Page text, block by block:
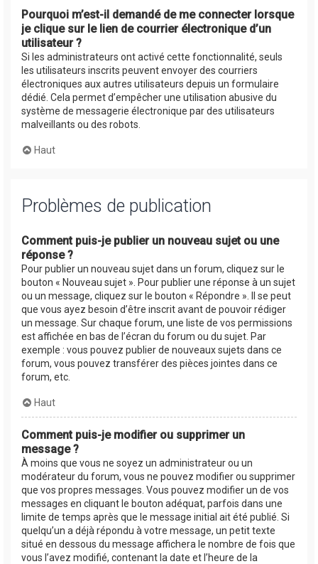
Pourquoi m’est-il demandé de me connecter lorsque
je clique sur le lien de courrier électronique d’un
utilisateur ?
Si les administrateurs ont activé cette fonctionnalité, seuls
les utilisateurs inscrits peuvent envoyer des courriers
électroniques aux autres utilisateurs depuis un formulaire
dédié. Cela permet d’empêcher une utilisation abusive du
système de messagerie électronique par des utilisateurs
malveillants ou des robots.
Haut
Problèmes de publication
Comment puis-je publier un nouveau sujet ou une
réponse ?
Pour publier un nouveau sujet dans un forum, cliquez sur le
bouton « Nouveau sujet ». Pour publier une réponse à un sujet
ou un message, cliquez sur le bouton « Répondre ». Il se peut
que vous ayez besoin d’être inscrit avant de pouvoir rédiger
un message. Sur chaque forum, une liste de vos permissions
est affichée en bas de l’écran du forum ou du sujet. Par
exemple : vous pouvez publier de nouveaux sujets dans ce
forum, vous pouvez transférer des pièces jointes dans ce
forum, etc.
Haut
Comment puis-je modifier ou supprimer un
message ?
À moins que vous ne soyez un administrateur ou un
modérateur du forum, vous ne pouvez modifier ou supprimer
que vos propres messages. Vous pouvez modifier un de vos
messages en cliquant le bouton adéquat, parfois dans une
limite de temps après que le message initial ait été publié. Si
quelqu’un a déjà répondu à votre message, un petit texte
situé en dessous du message affichera le nombre de fois que
vous l’avez modifié, contenant la date et l’heure de la